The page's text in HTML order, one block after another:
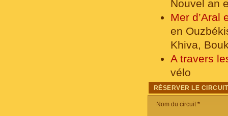
Nouvel an
Mer d’Aral
en
Khiva,
A travers
vélo
RÉSERVER LE CIRCUIT
Nom du circuit*